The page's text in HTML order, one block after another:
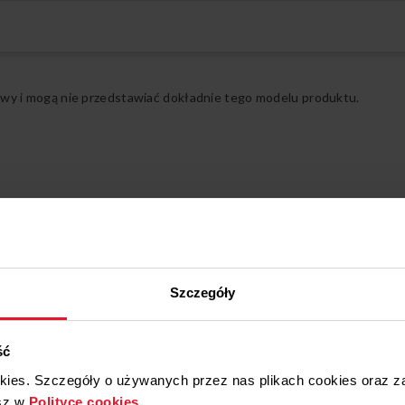
Szczegóły
Szczegóły o używanych przez nas plikach cookies oraz
w Polityce cookies.
i mogą nie przedstawiać dokładnie tego modelu produktu.
Tak